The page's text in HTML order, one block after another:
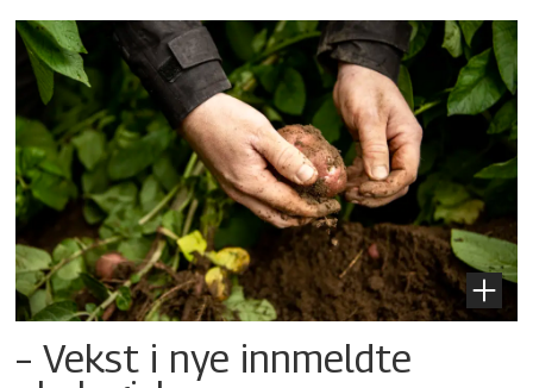
– Vekst i nye innmeldte